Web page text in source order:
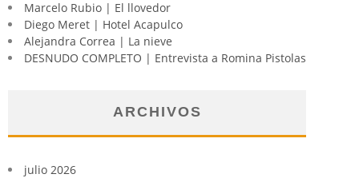
Marcelo Rubio | El llovedor
Diego Meret | Hotel Acapulco
Alejandra Correa | La nieve
DESNUDO COMPLETO | Entrevista a Romina Pistolas
ARCHIVOS
julio 2026